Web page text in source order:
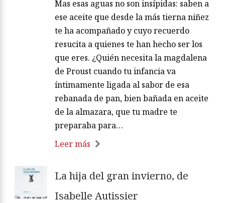
Mas esas aguas no son insípidas: saben a
ese aceite que desde la más tierna niñez
te ha acompañado y cuyo recuerdo
resucita a quienes te han hecho ser los
que eres. ¿Quién necesita la magdalena
de Proust cuando tu infancia va
íntimamente ligada al sabor de esa
rebanada de pan, bien bañada en aceite
de la almazara, que tu madre te
preparaba para…
Leer más
La hija del gran invierno, de
Isabelle Autissier